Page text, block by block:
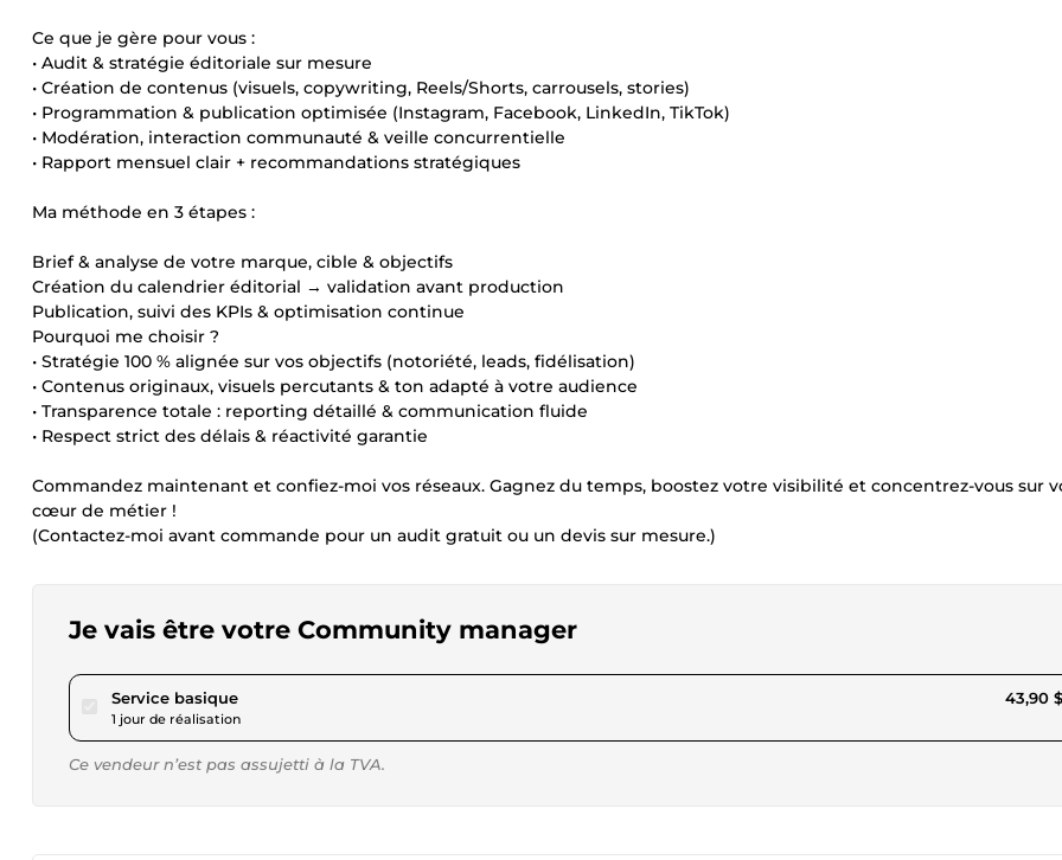
Ce que je gère pour vous :
• Audit & stratégie éditoriale sur mesure
• Création de contenus (visuels, copywriting, Reels/Shorts, carrousels, stories)
• Programmation & publication optimisée (Instagram, Facebook, LinkedIn, TikTok)
• Modération, interaction communauté & veille concurrentielle
• Rapport mensuel clair + recommandations stratégiques
Ma méthode en 3 étapes :
Brief & analyse de votre marque, cible & objectifs
Création du calendrier éditorial → validation avant production
Publication, suivi des KPIs & optimisation continue
Pourquoi me choisir ?
• Stratégie 100 % alignée sur vos objectifs (notoriété, leads, fidélisation)
• Contenus originaux, visuels percutants & ton adapté à votre audience
• Transparence totale : reporting détaillé & communication fluide
• Respect strict des délais & réactivité garantie
Commandez maintenant et confiez-moi vos réseaux. Gagnez du temps, boostez votre visibilité et concentrez-vous sur
cœur de métier !
(Contactez-moi avant commande pour un audit gratuit ou un devis sur mesure.)
Je vais être votre Community manager
Service basiquepour 40,46 $US
1 jour de réalisation
43,90
Ce vendeur n’est pas assujetti à la TVA.